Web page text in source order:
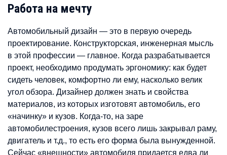
Работа на мечту
Автомобильный дизайн — это в первую очередь
проектирование. Конструкторская, инженерная мысль
в этой профессии — главное. Когда разрабатывается
проект, необходимо продумать эргономику: как будет
сидеть человек, комфортно ли ему, насколько велик
угол обзора. Дизайнер должен знать и свойства
материалов, из которых изготовят автомобиль, его
«начинку» и кузов. Когда-то, на заре
автомобилестроения, кузов всего лишь закрывал раму,
двигатель и т.д., то есть его форма была вынужденной.
Сейчас «внешности» автомобиля придается едва ли